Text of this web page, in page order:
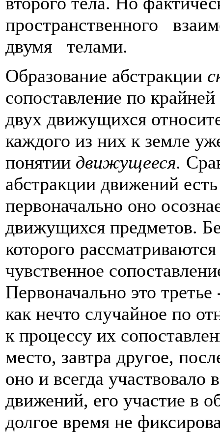
простран­ственного
двумя телами.
Образование абстракции
сопоставление по
двух движущихся
каждого из них к земле
понятии движущееся.
абстрак­ции движений
первоначально оно
движущихся предметов.
которого
чувственное
Первоначально это
как нечто случайное по
к процессу их
место, завтра другое,
оно и всегда участвовало
движений, его участие в
долгое время не